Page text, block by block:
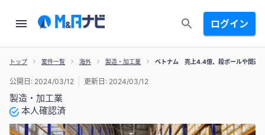
ログイン
トップ 案件一覧 海外 製造・加工業 ベトナム 売上4.4億、段ボールや関連
製造・加工業
本人確認済
公開日: 2024/03/12 更新日: 2024/03/12